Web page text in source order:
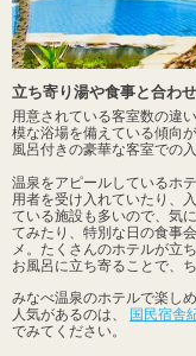
立ち寄り湯や食事と合わ
用意されている客室数の違
模な浴場を備えている傾向
風呂付きの豪華な客室での
温泉をアピールしているホ
用者を受け入れていたり、
ている施設も多いので、気
てみたり、特別な日の食事
メ。たくさんのホテルが立
お風呂に立ち寄ることで、
みなべ温泉のホテルで楽し
人気があるのは、
国民宿舎
でみてください。